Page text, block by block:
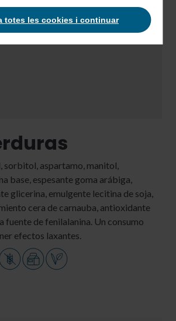
sorbitol, aspartamo, manitol,
base, espesante goma arábiga,
glicerina, emulgente lecitina de soja,
cera de carnauba, antioxidante
fuente de fenilalanina. Un consumo
efectos laxantes.
totes les cookies i continuar